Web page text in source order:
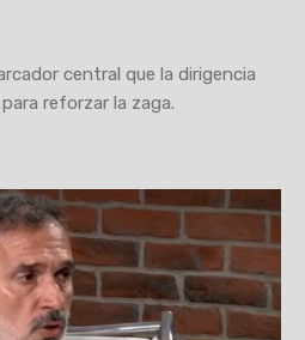
central que la dirigencia
reforzar la zaga.